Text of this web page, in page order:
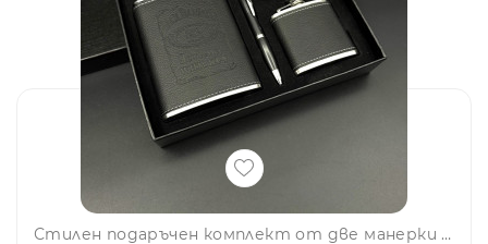
Стилен подаръчен комплект от две манерки с фуния, чашка и химикалка Jack Daniels Old No.7 Brand – 2018-4